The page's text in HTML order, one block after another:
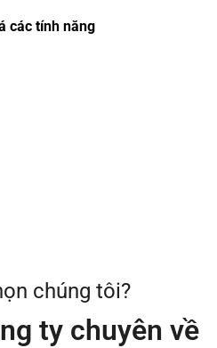
các tính năng
chúng tôi?
ty chuyên về